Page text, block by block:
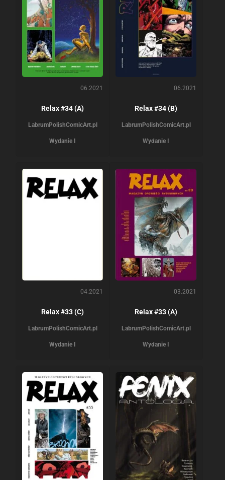
06.2021
Relax #34 (A)
LabrumPolishComicArt.pl
Wydanie I
06.2021
Relax #34 (B)
LabrumPolishComicArt.pl
Wydanie I
04.2021
Relax #33 (C)
LabrumPolishComicArt.pl
Wydanie I
03.2021
Relax #33 (A)
LabrumPolishComicArt.pl
Wydanie I